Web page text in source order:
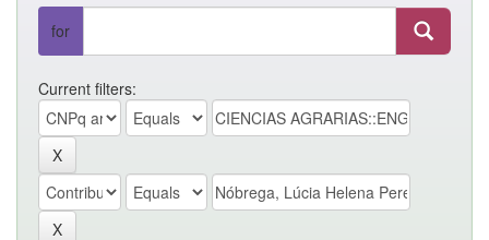
for
Current filters: